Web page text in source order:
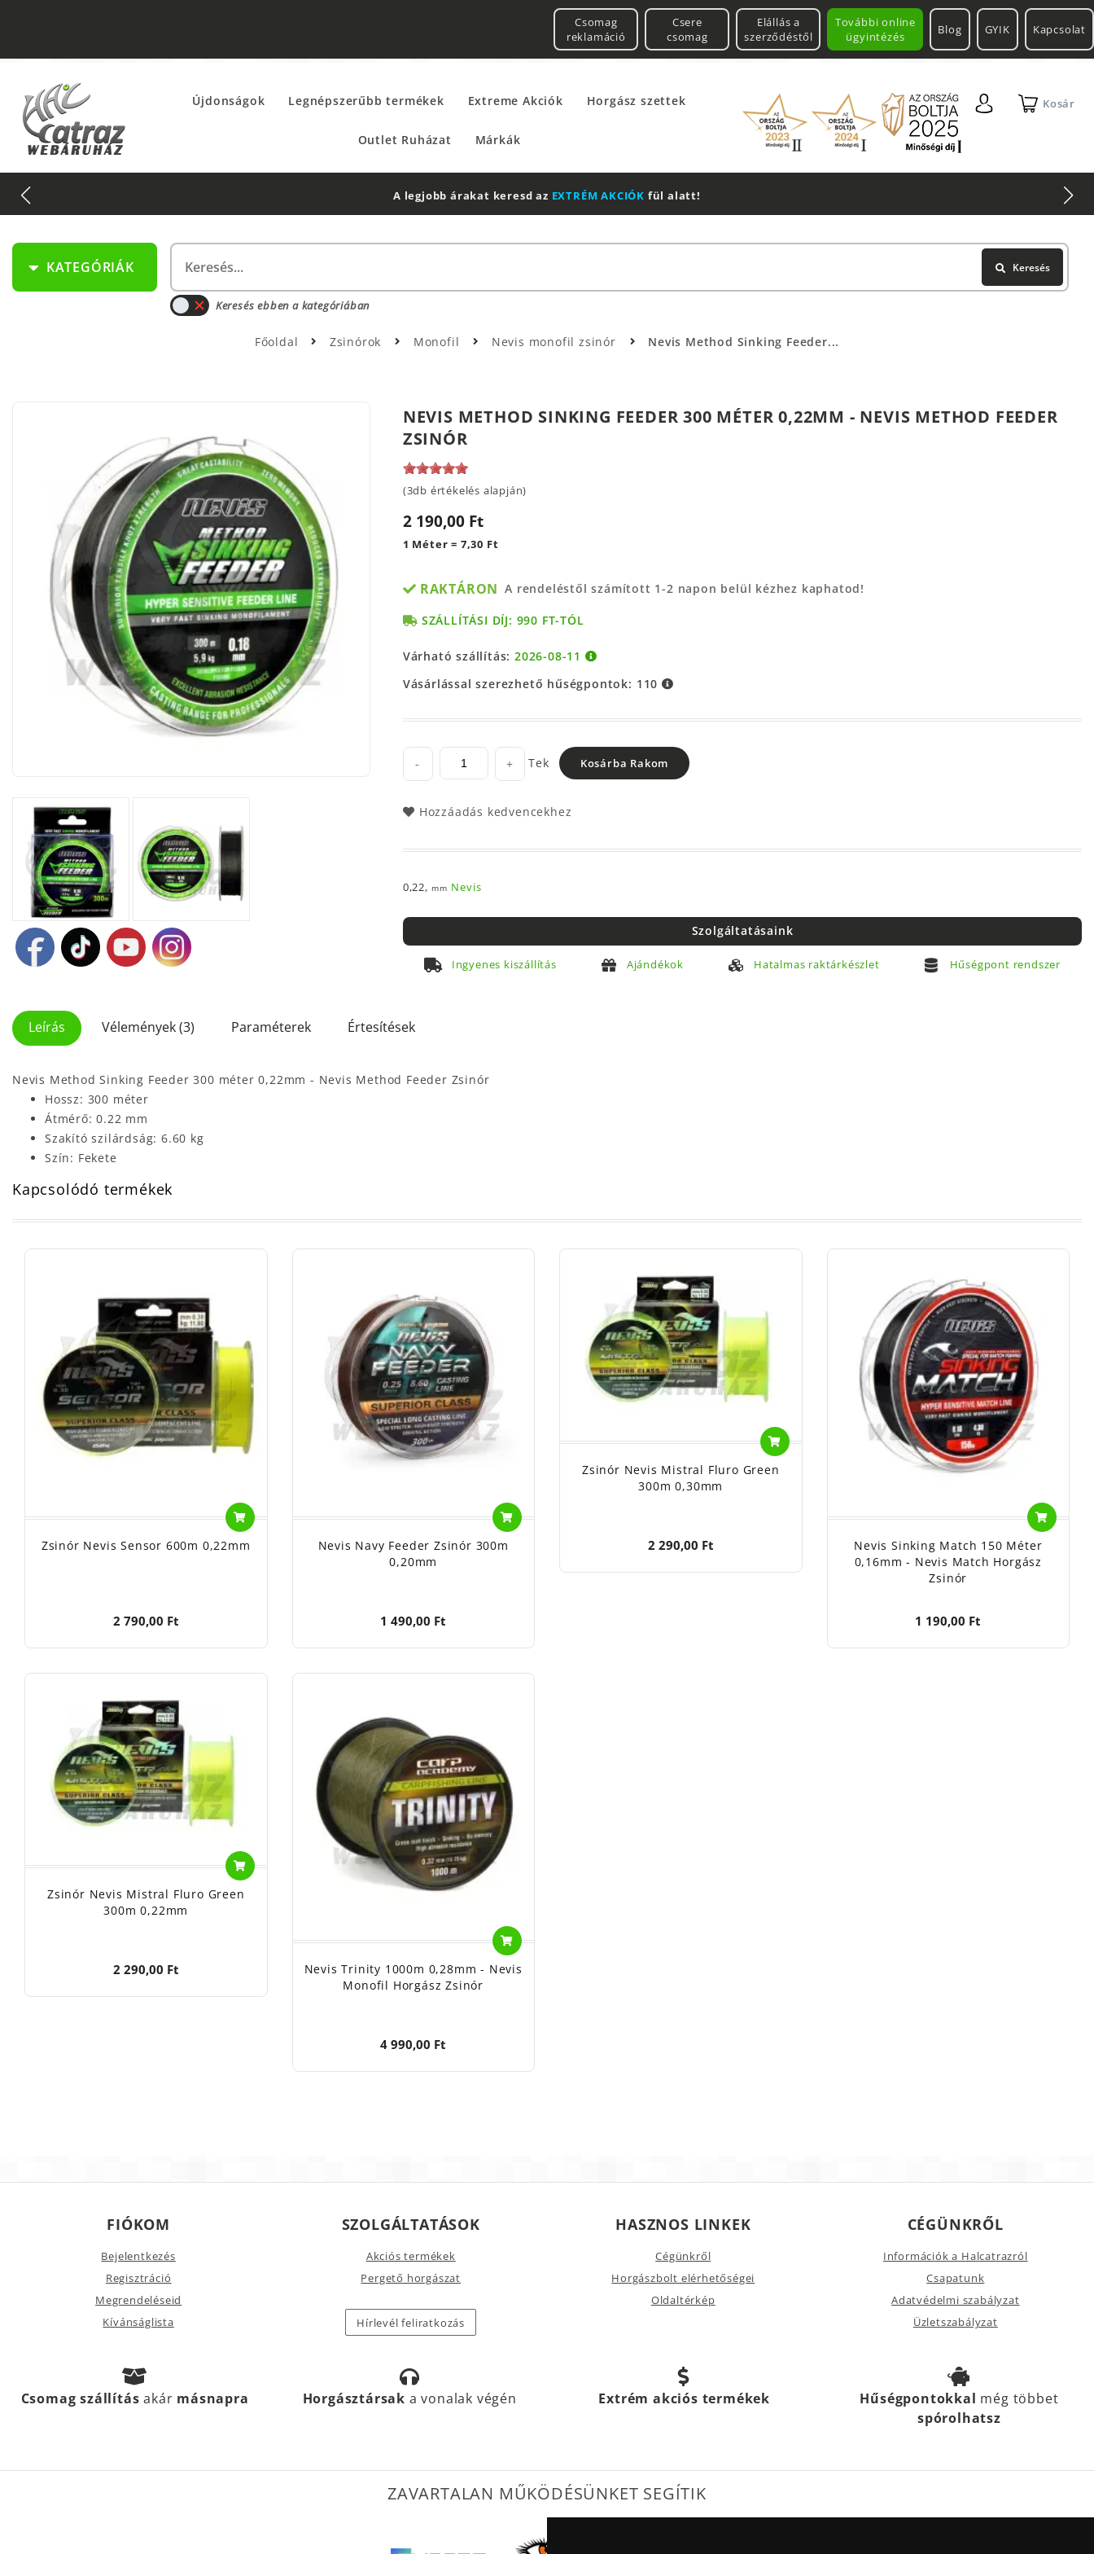
További online
ügyintézés
Csomag
reklamáció
Csere
csomag
Elállás a
szerződéstől
Blog GYIK Kapcsolat
Újdonságok Legnépszerűbb termékek Extreme Akciók Horgász szettek
Outlet Ruházat Márkák
Kosár
A legjobb árakat keresd az EXTRÉM AKCIÓK fül alatt!
KATEGÓRIÁK Keresés
Keresés ebben a kategóriában
Főoldal Zsinórok Monofil Nevis monofil zsinór Nevis Method Sinking Feeder...
NEVIS METHOD SINKING FEEDER 300 MÉTER 0,22MM - NEVIS METHOD FEEDER
ZSINÓR
(3db értékelés alapján)
2 190,00 Ft
1 Méter = 7,30 Ft
RAKTÁRON A rendeléstől számított 1-2 napon belül kézhez kaphatod!
SZÁLLÍTÁSI DÍJ: 990 FT-TÓL
Várható szállítás:2026-08-11
Vásárlással szerezhető hűségpontok: 110
- + Tek Kosárba Rakom
Hozzáadás kedvencekhez
0,22, mm Nevis
Szolgáltatásaink
Ingyenes kiszállítás Ajándékok Hatalmas raktárkészlet Hűségpont rendszer
Leírás Vélemények (3) Paraméterek Értesítések
Nevis Method Sinking Feeder 300 méter 0,22mm - Nevis Method Feeder Zsinór
Hossz: 300 méter
Átmérő: 0.22 mm
Szakító szilárdság: 6.60 kg
Szín: Fekete
Kapcsolódó termékek
Zsinór Nevis Sensor 600m 0,22mm
2 790,00 Ft
Nevis Navy Feeder Zsinór 300m
0,20mm
1 490,00 Ft
Zsinór Nevis Mistral Fluro Green
300m 0,30mm
2 290,00 Ft
Nevis Sinking Match 150 Méter
0,16mm - Nevis Match Horgász
Zsinór
1 190,00 Ft
Zsinór Nevis Mistral Fluro Green
300m 0,22mm
2 290,00 Ft
Nevis Trinity 1000m 0,28mm - Nevis
Monofil Horgász Zsinór
4 990,00 Ft
FIÓKOM
Bejelentkezés
Regisztráció
Megrendeléseid
Kívánságlista
SZOLGÁLTATÁSOK
Akciós termékek
Pergető horgászat
Hírlevél feliratkozás
HASZNOS LINKEK
Cégünkről
Horgászbolt elérhetőségei
Oldaltérkép
CÉGÜNKRŐL
Információk a Halcatrazról
Csapatunk
Adatvédelmi szabályzat
Üzletszabályzat
Csomag szállításakár másnapra Horgásztársak a vonalak végén Extrém akciós termékek Hűségpontokkal még többet
spórolhatsz
ZAVARTALAN MŰKÖDÉSÜNKET SEGÍTIK